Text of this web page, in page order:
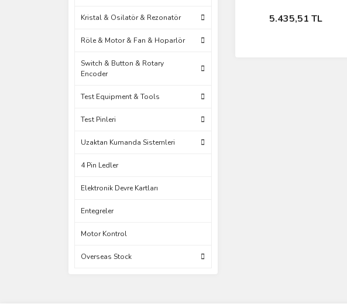
Kristal & Osilatör & Rezonatör
Röle & Motor & Fan & Hoparlör
Switch & Button & Rotary
Encoder
Test Equipment & Tools
Test Pinleri
Uzaktan Kumanda Sistemleri
4 Pin Ledler
Elektronik Devre Kartları
Entegreler
Motor Kontrol
Overseas Stock
5.435,51 TL
Sepete Ekle